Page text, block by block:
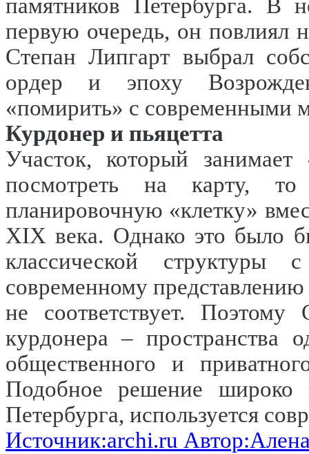
памятников Петербурга. В
первую очередь, он повлиял
Степан Липгарт выбрал
ордер и эпоху
«помирить» с
Курдонер и пьяцетта
Участок, который
посмотреть на карту,
планировочную «клетку»
XIX века. Однако это было
классической структуры
современному
не соответствует.
курдонера – пространства
общественного и
Подобное решение широко
Петербурга, используется
Источник:archi.ru